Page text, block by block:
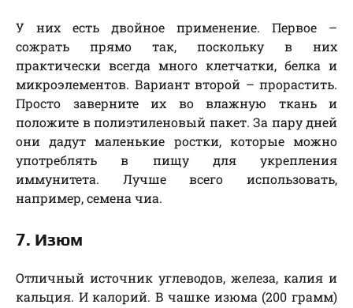
У них есть двойное применение. Первое –
сожрать прямо так, поскольку в них
практически всегда много клетчатки, белка и
микроэлементов. Вариант второй – прорастить.
Просто заверните их во влажную ткань и
положите в полиэтиленовый пакет. За пару дней
они дадут маленькие ростки, которые можно
употреблять в пищу для укрепления
иммунитета. Лучше всего использовать,
например, семена чиа.
7. Изюм
Отличный источник углеводов, железа, калия и
кальция. И калорий. В чашке изюма (200 грамм)